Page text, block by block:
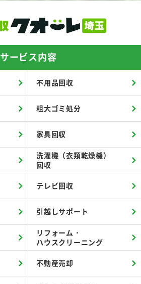
サービス内容
不用品回収
粗大ゴミ処分
家具回収
洗濯機（衣類乾燥機）
回収
テレビ回収
引越しサポート
リフォーム・
ハウスクリーニング
不動産売却